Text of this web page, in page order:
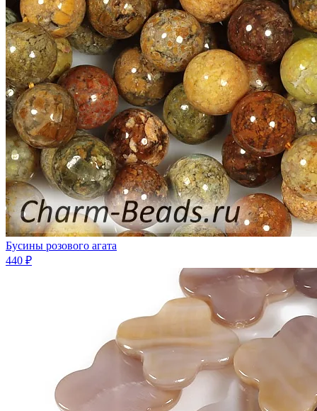
Бусины розового агата
440 ₽